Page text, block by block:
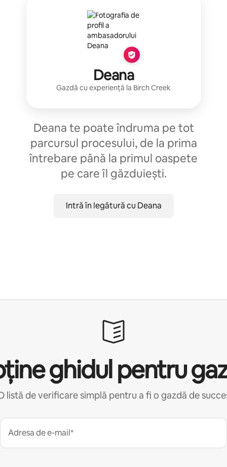
Deana
Gazdă cu experiență la Birch Creek
Deana te poate îndruma pe tot
parcursul procesului, de la prima
întrebare până la primul oaspete
pe care îl găzduiești.
Intră în legătură cu Deana
ghidul pentru
listă de verificare simplă pentru a fi o gazdă de
Adresa de e-mail*